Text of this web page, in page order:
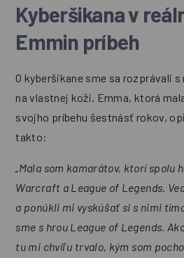
Kyberšikana v
Emmin príbeh
O kyberšikane sme sa rozprávali
na vlastnej koži. Emma, ktorá
svojho príbehu šestnásť rokov,
takto:
„Mala som kamarátov, ktorí spolu
Warcraft a League of Legends.
a ponúkli mi vyskúšať si s nimi
sme s hrou League of Legends.
tu mi chvíľu trvalo, kým som